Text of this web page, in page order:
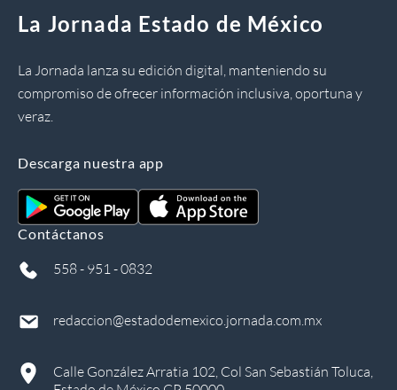
La Jornada Estado de México
La Jornada lanza su edición digital, manteniendo su
compromiso de ofrecer información inclusiva, oportuna y
veraz.
Descarga nuestra app
Contáctanos
558 - 951 - 0832
redaccion@estadodemexico.jornada.com.mx
Calle González Arratia 102, Col San Sebastián Toluca,